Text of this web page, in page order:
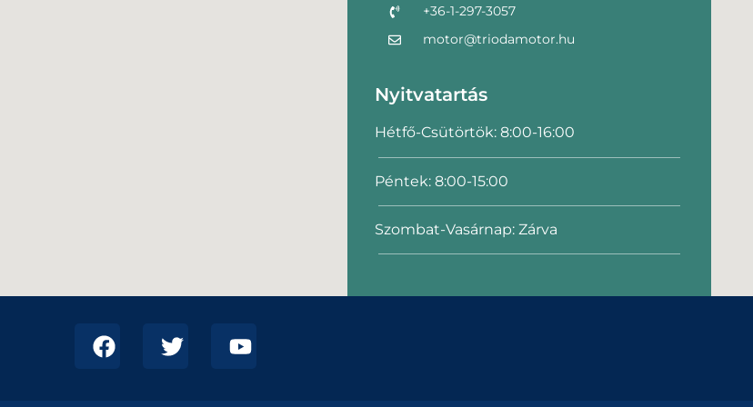
+36-1-297-3057
motor@triodamotor.hu
Nyitvatartás
Hétfő-Csütörtök: 8:00-16:00
Péntek: 8:00-15:00
Szombat-Vasárnap: Zárva